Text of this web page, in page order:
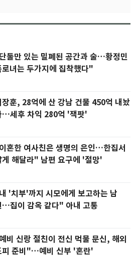
둘만 있는 밀폐된 공간과 술…황정민
로녀는 두가지에 집착했다"
장훈, 28억에 산 강남 건물 450억 내놨
…세후 차익 280억 '잭팟'
혼한 여사친은 생명의 은인…한집서
게 해달라" 남편 요구에 '절망'
'치부'까지 시모에게 보고하는 남
…집이 감옥 같다" 아내 고통
비 신랑 절친이 전신 먹물 문신, 해외
피 준비"…예비 신부 '혼란'